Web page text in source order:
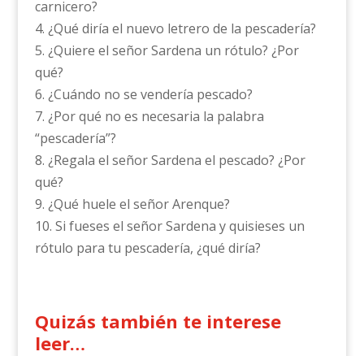
carnicero?
4. ¿Qué diría el nuevo letrero de la pescadería?
5. ¿Quiere el señor Sardena un rótulo? ¿Por
qué?
6. ¿Cuándo no se vendería pescado?
7. ¿Por qué no es necesaria la palabra
“pescadería”?
8. ¿Regala el señor Sardena el pescado? ¿Por
qué?
9. ¿Qué huele el señor Arenque?
10. Si fueses el señor Sardena y quisieses un
rótulo para tu pescadería, ¿qué diría?
Quizás también te interese
leer…